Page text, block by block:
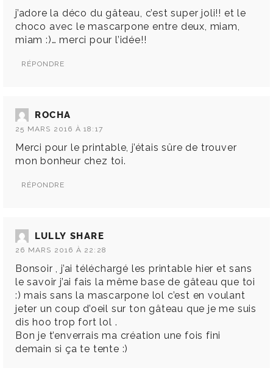
j’adore la déco du gâteau, c’est super joli!! et le
choco avec le mascarpone entre deux, miam,
miam :)… merci pour l’idée!!
RÉPONDRE
ROCHA
25 MARS 2016 À 18:17
Merci pour le printable, j’étais sûre de trouver
mon bonheur chez toi.
RÉPONDRE
LULLY SHARE
26 MARS 2016 À 22:28
Bonsoir , j’ai téléchargé les printable hier et sans
le savoir j’ai fais la même base de gâteau que toi
:) mais sans la mascarpone lol c’est en voulant
jeter un coup d’oeil sur ton gâteau que je me suis
dis hoo trop fort lol .
Bon je t’enverrais ma création une fois fini
demain si ça te tente :)